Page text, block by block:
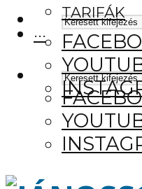
TARIFÁK
···